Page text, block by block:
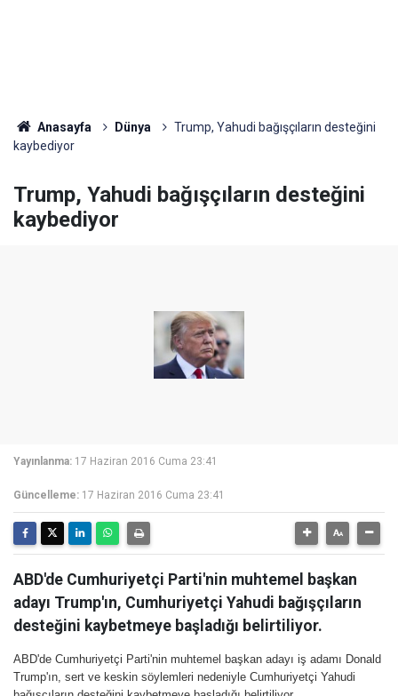
Anasayfa Dünya
Trump, Yahudi bağışçıların desteğini
kaybediyor
Trump, Yahudi bağışçıların desteğini
kaybediyor
Yayınlanma: 17 Haziran 2016 Cuma 23:41
Güncelleme: 17 Haziran 2016 Cuma 23:41
ABD'de Cumhuriyetçi Parti'nin muhtemel başkan
adayı Trump'ın, Cumhuriyetçi Yahudi bağışçıların
desteğini kaybetmeye başladığı belirtiliyor.
ABD'de Cumhuriyetçi Parti'nin muhtemel başkan adayı iş adamı Donald
Trump'ın, sert ve keskin söylemleri nedeniyle Cumhuriyetçi Yahudi